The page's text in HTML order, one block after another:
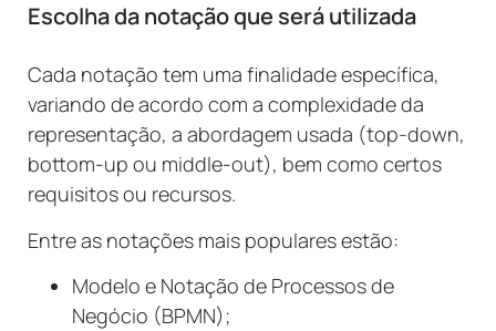
Escolha da notação que será utilizada
Cada notação tem uma finalidade específica,
variando de acordo com a complexidade da
representação, a abordagem usada (top-down,
bottom-up ou middle-out), bem como certos
requisitos ou recursos.
Entre as notações mais populares estão:
Modelo e Notação de Processos de
Negócio (BPMN);